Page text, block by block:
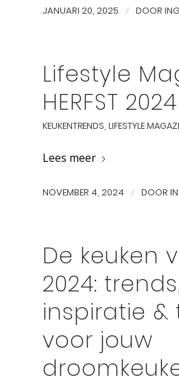
JANUARI 20, 2025 / DOOR
Lifestyle
HERFST 2024
KEUKENTRENDS ,LIFESTYLE
Lees meer
NOVEMBER 4, 2024 / DOOR
De keuken
2024:
inspiratie &
voor jouw